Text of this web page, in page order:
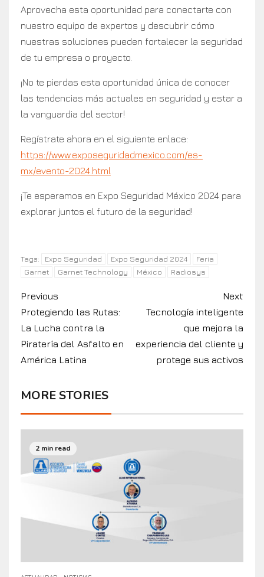
Aprovecha esta oportunidad para conectarte con
nuestro equipo de expertos y descubrir cómo
nuestras soluciones pueden fortalecer la seguridad
de tu empresa o proyecto.
¡No te pierdas esta oportunidad única de conocer
las tendencias más actuales en seguridad y estar a
la vanguardia del sector!
Regístrate ahora en el siguiente enlace:
https://www.exposeguridadmexico.com/es-
mx/evento-2024.html
¡Te esperamos en Expo Seguridad México 2024 para
explorar juntos el futuro de la seguridad!
Tags: Expo Seguridad Expo Seguridad 2024
Feria
Garnet
Garnet Technology México Radiosys
Previous
Protegiendo las Rutas:
La Lucha contra la
Piratería del Asfalto en
América Latina
Next
Tecnología inteligente
que mejora la
experiencia del cliente y
protege sus activos
MORE STORIES
2 min read